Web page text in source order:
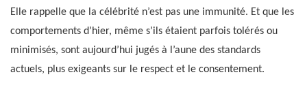
Elle rappelle que la célébrité n’est pas une immunité. Et que les
comportements d’hier, même s’ils étaient parfois tolérés ou
minimisés, sont aujourd’hui jugés à l’aune des standards
actuels, plus exigeants sur le respect et le consentement.